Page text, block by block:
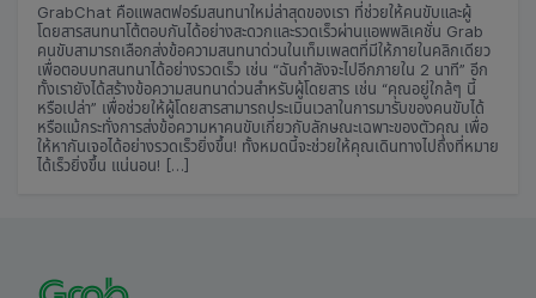
GrabChat คือแพลตฟอร์มสนทนาใหม่ล่าสุดของเรา ที่ช่วยให้คนขับและผู้
โดยสารสนทนาโต้ตอบกันได้อย่างสะดวกและรวดเร็วผ่านแอพพลิเคชั่น Grab
คนขับสามารถเลือกส่งข้อความสนทนาด่วนในเท็มเพลตที่มีให้ภายในคลิกเดียว
เพื่อตอบบทสนทนาได้อย่างรวดเร็ว เช่น “ฉันกำลังจะไปอีกภายใน 2 นาที” อีก
ทั้งเรายังได้สร้างข้อความสนทนาด่วนสำหรับผู้โดยสาร เช่น “คุณอยู่ใกล้ๆ นี้
หรือเปล่า” เพื่อช่วยให้ผู้โดยสารสามารถประเมินเวลาในการมารับของคนขับได้
หรือแม้กระทั่งการส่งข้อความหาคนขับเกี่ยวกับลักษณะเฉพาะของตัวคุณ เพื่อ
ให้หากันเจอได้อย่างรวดเร็วยิ่งขึ้น! ทั้งหมดนี้จะช่วยให้คุณเดินทางไปถึงที่หมาย
ได้เร็วยิ่งขึ้น แน่นอน! […]